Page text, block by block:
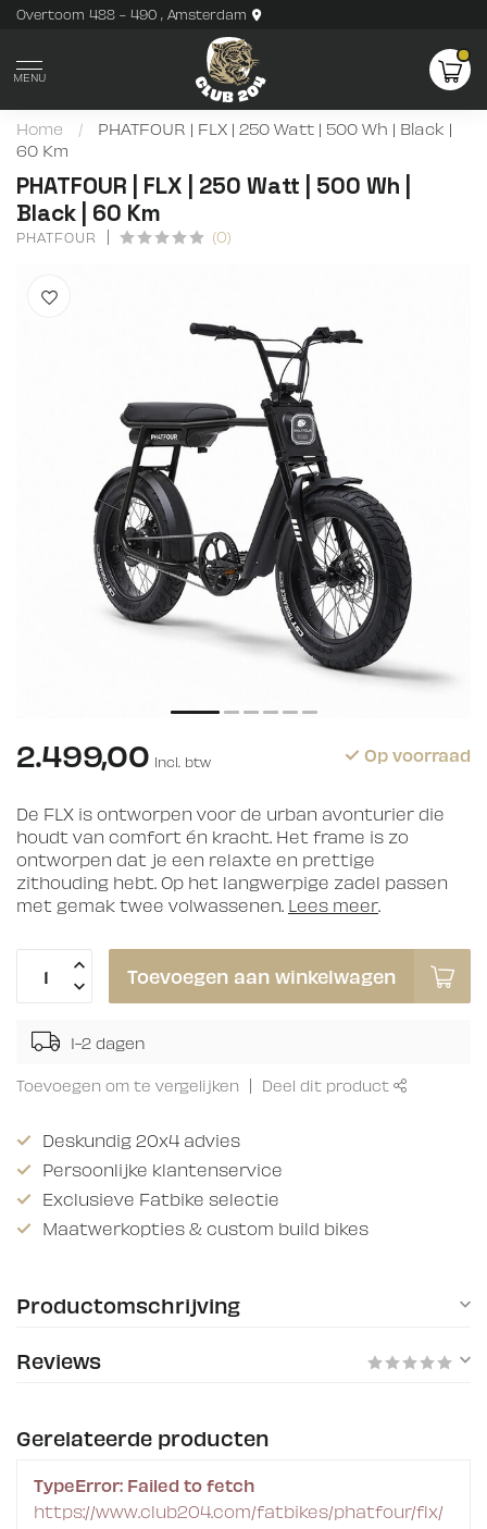
Overtoom 488 - 490 , Amsterdam
MENU
Home /
PHATFOUR | FLX | 250 Watt | 500 Wh | Black |
60 Km
PHATFOUR | FLX | 250 Watt | 500 Wh |
Black | 60 Km
PHATFOUR (0)
2.499,00 Incl. btw Op voorraad
De FLX is ontworpen voor de urban avonturier die
houdt van comfort én kracht. Het frame is zo
ontworpen dat je een relaxte en prettige
zithouding hebt. Op het langwerpige zadel passen
met gemak twee volwassenen. Lees meer.
Toevoegen aan winkelwagen
1-2 dagen
Toevoegen om te vergelijken Deel dit product
Deskundig 20x4 advies
Persoonlijke klantenservice
Exclusieve Fatbike selectie
Maatwerkopties & custom build bikes
Productomschrijving
Reviews
Gerelateerde producten
TypeError: Failed to fetch
https://www.club204.com/fatbikes/phatfour/flx/